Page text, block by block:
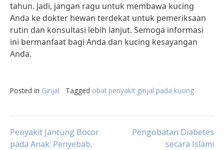
tahun. Jadi, jangan ragu untuk membawa kucing
Anda ke dokter hewan terdekat untuk pemeriksaan
rutin dan konsultasi lebih lanjut. Semoga informasi
ini bermanfaat bagi Anda dan kucing kesayangan
Anda.
Posted in Ginjal Tagged obat penyakit ginjal pada kucing
Post
Penyakit Jantung Bocor
pada Anak: Penyebab,
Pengobatan Diabetes
secara Islami